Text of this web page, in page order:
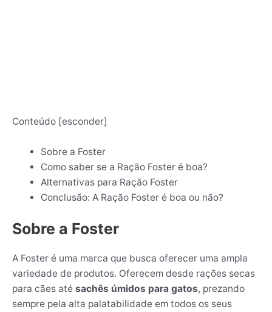
Conteúdo [esconder]
Sobre a Foster
Como saber se a Ração Foster é boa?
Alternativas para Ração Foster
Conclusão: A Ração Foster é boa ou não?
Sobre a Foster
A Foster é uma marca que busca oferecer uma ampla
variedade de produtos. Oferecem desde rações secas
para cães até sachês úmidos para gatos, prezando
sempre pela alta palatabilidade em todos os seus